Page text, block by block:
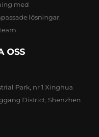
med
lösningar.
OSS
Park, nr 1 Xinghua
District, Shenzhen